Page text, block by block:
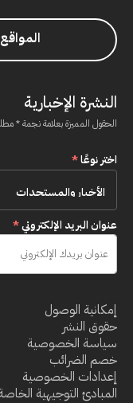
النشرة الإخبارية
الحقول المميزة بعلامة نجمة *
اختر نوعًا*
عنوان البريد الإلكتروني*
إمكانية الوصول
حقوق النشر
سياسة الخصوصية
خصم الضرائب
إعدادات الخصوصية
المبادئ التوجيهية